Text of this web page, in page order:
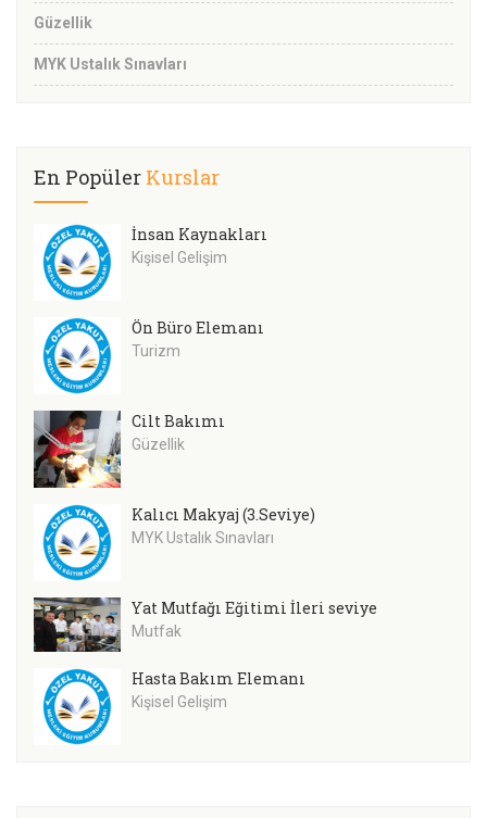
Güzellik
MYK Ustalık Sınavları
En Popüler Kurslar
İnsan Kaynakları
Kişisel Gelişim
Ön Büro Elemanı
Turizm
Cilt Bakımı
Güzellik
Kalıcı Makyaj (3.Seviye)
MYK Ustalık Sınavları
Yat Mutfağı Eğitimi İleri seviye
Mutfak
Hasta Bakım Elemanı
Kişisel Gelişim